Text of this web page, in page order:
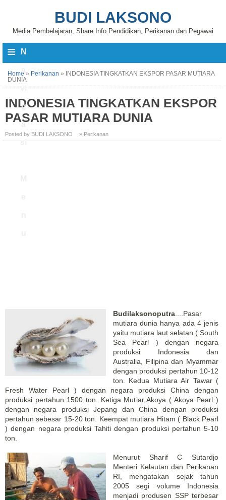
BUDI LAKSONO
Media Pembelajaran, Share Info Pendidikan, Perikanan dan Pegawai
≡ N
vi
g
a
si
Home » Perikanan »
INDONESIA TINGKATKAN EKSPOR PASAR MUTIARA
DUNIA
INDONESIA TINGKATKAN EKSPOR
PASAR MUTIARA DUNIA
Posted by BUDI LAKSONO » Perikanan
Budilaksonoputra ....Pasar
mutiara dunia hanya ada 4 jenis
yaitu mutiara laut selatan ( South
Sea Pearl ) dengan negara
produksi Indonesia dan
Australia, Filipina dan Myammar
dengan produksi pertahun 10-12
ton. Kedua Mutiara Air Tawar (
Fresh Water Pearl ) dengan negara produksi China dengan
produksi pertahun 1500 ton. Ketiga Mutiar Akoya ( Akoya Pearl )
dengan negara produksi Jepang dan China dengan produksi
pertahun sebesar 15-20 ton. Keempat mutiara Hitam ( Black Pearl
) dengan negara produksi Tahiti dengan produksi pertahun 5-10
ton.
Menurut Sharif C Sutardjo
Menteri Kelautan dan Perikanan
RI, mengatakan sejak tahun
2005 segi volume Indonesia
menjadi produsen SSP terbesar